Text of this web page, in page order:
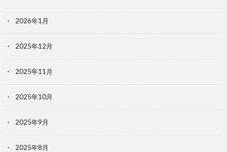
2026年1月
2025年12月
2025年11月
2025年10月
2025年9月
2025年8月